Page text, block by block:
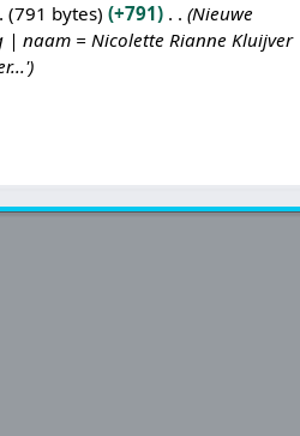
791 bytes +791
Nieuwe
naam = Nicolette Rianne Kluijver